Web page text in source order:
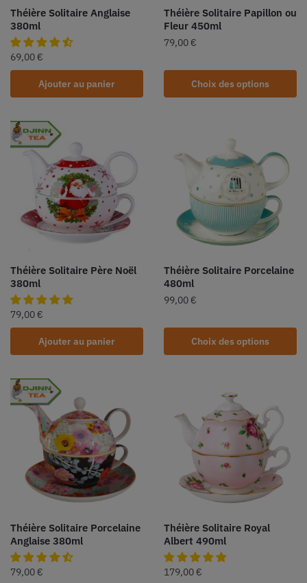
Théière Solitaire Anglaise
380ml
69,00 €
Ajouter au panier
Théière Solitaire Papillon ou
Fleur 450ml
79,00 €
Choix des options
Théière Solitaire Père Noël
380ml
79,00 €
Ajouter au panier
Théière Solitaire Porcelaine
480ml
99,00 €
Choix des options
Théière Solitaire Porcelaine
Anglaise 380ml
79,00 €
Théière Solitaire Royal
Albert 490ml
179,00 €